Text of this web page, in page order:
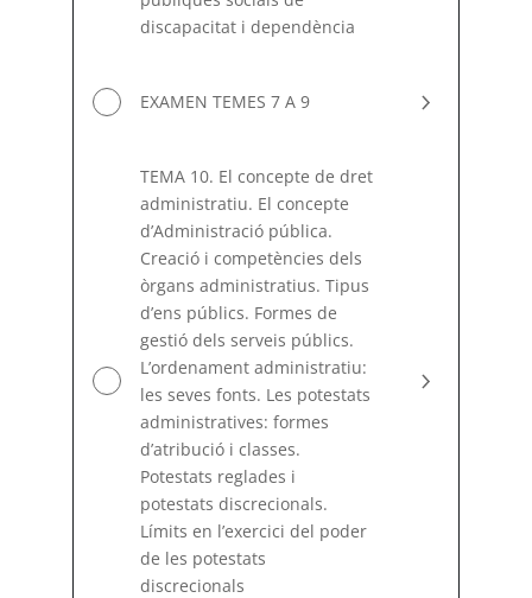
discapacitat i dependència
EXAMEN TEMES 7 A 9
TEMA 10. El concepte de dret
administratiu. El concepte
d’Administració pública.
Creació i competències dels
òrgans administratius. Tipus
d’ens públics. Formes de
gestió dels serveis públics.
L’ordenament administratiu:
les seves fonts. Les potestats
administratives: formes
d’atribució i classes.
Potestats reglades i
potestats discrecionals.
Límits en l’exercici del poder
de les potestats
discrecionals